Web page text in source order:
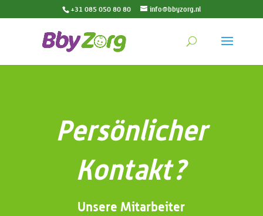
+31 085 050 80 80 info@bbyzorg.nl
Persönlicher
Kontakt?
Unsere Mitarbeiter